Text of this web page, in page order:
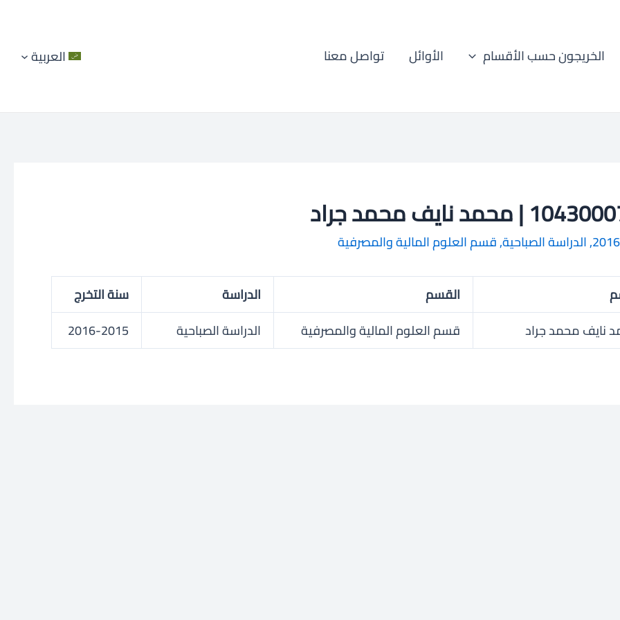
الخريجون حسب الأقسام الأوائل تواصل معنا العربية
| محمد نايف محمد جراد
,الدراسة الصباحية,قسم العلوم المالية والمصرفية
القسم الدراسة
سنة التخرج
نايف محمد جراد
قسم العلوم المالية والمصرفية الدراسة الصباحية 2016-2015